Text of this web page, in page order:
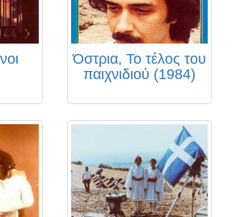
Όστρια, Το τέλος του
παιχνιδιού (1984)